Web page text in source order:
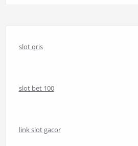
slot qris
slot bet 100
link slot gacor